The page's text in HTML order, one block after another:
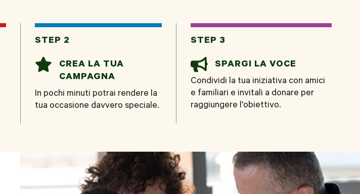
t
A
p
k
d
n
STEP 2

CREA LA TUA
CAMPAGNA
In pochi minuti potrai rendere la
tua occasione davvero speciale.
STEP 3

SPARGI LA VOCE
Condividi la tua iniziativa con amici
e familiari e invitali a donare per
raggiungere l'obiettivo.